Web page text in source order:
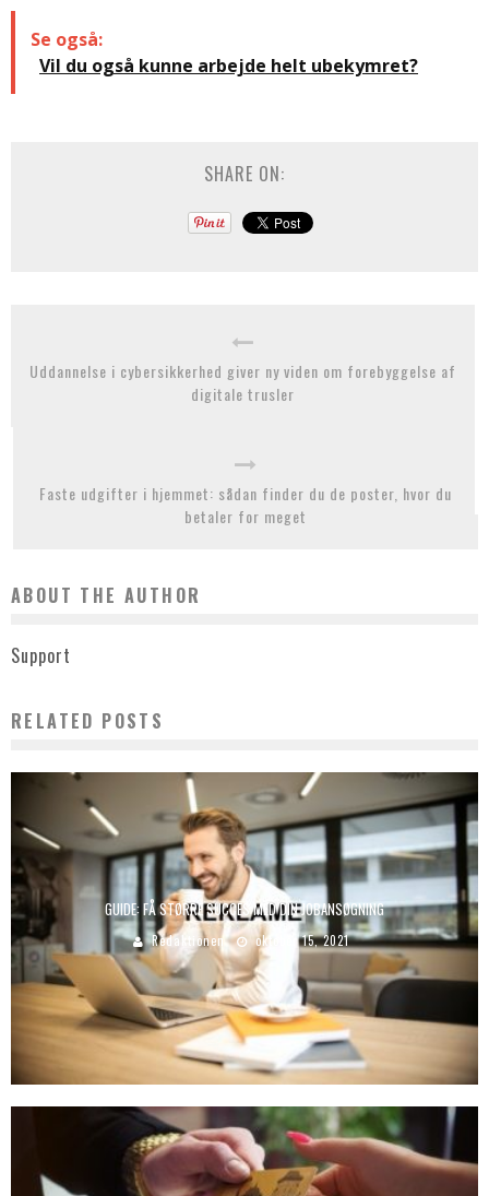
Se også:
Vil du også kunne arbejde helt ubekymret?
SHARE ON:
Uddannelse i cybersikkerhed giver ny viden om forebyggelse af
digitale trusler
Faste udgifter i hjemmet: sådan finder du de poster, hvor du
betaler for meget
ABOUT THE AUTHOR
Support
RELATED POSTS
GUIDE: FÅ STØRRE SUCCES MED DIN JOBANSØGNING
Redaktionen oktober 15, 2021